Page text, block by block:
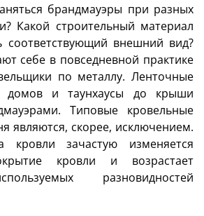
брандмауэры при разных
Какой строительный материал
соответствующий внешний вид?
себе в повседневной практике
по металлу. Ленточные
домов и таунхаусы до крыши
Типовые кровельные
являются, скорее, исключением.
зачастую изменяется
кровли и возрастает
разновидностей